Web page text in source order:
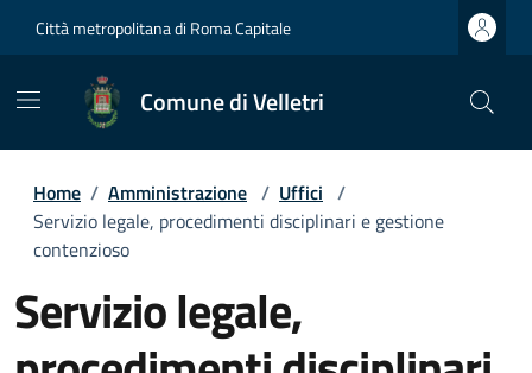
Città metropolitana di Roma Capitale
Comune di Velletri
Home / Amministrazione / Uffici /
Servizio legale, procedimenti disciplinari e gestione
contenzioso
Servizio legale,